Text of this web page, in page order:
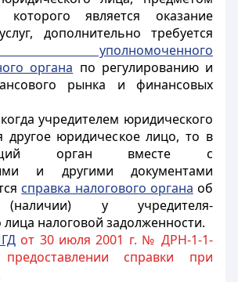
которого является оказание
, дополнительно требуется
уполномоченного
органа по регулированию и
рынка и финансовых
учредителем юридического
другое юридическое лицо, то в
орган вместе с
и другими документами
справка налогового органа об
(наличии) у учредителя-
налоговой задолженности.
от 30 июля 2001 г. № ДРН-1-1-
справки при